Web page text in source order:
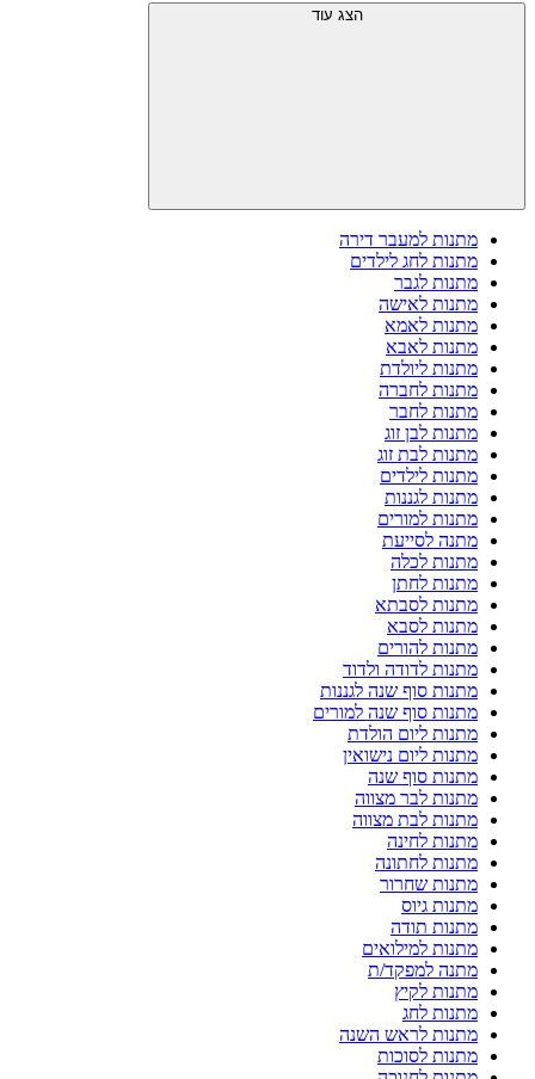
הצג עוד
מתנות למעבר דירה
מתנות לחג לילדים
מתנות לגבר
מתנות לאישה
מתנות לאמא
מתנות לאבא
מתנות ליולדת
מתנות לחברה
מתנות לחבר
מתנות לבן זוג
מתנות לבת זוג
מתנות לילדים
מתנות לגננות
מתנות למורים
מתנה לסייעת
מתנות לכלה
מתנות לחתן
מתנות לסבתא
מתנות לסבא
מתנות להורים
מתנות לדודה ולדוד
מתנות סוף שנה לגננות
מתנות סוף שנה למורים
מתנות ליום הולדת
מתנות ליום נישואין
מתנות סוף שנה
מתנות לבר מצווה
מתנות לבת מצווה
מתנות לחינה
מתנות לחתונה
מתנות שחרור
מתנות גיוס
מתנות תודה
מתנות למילואים
מתנה למפקד/ת
מתנות לקיץ
מתנות לחג
מתנות לראש השנה
מתנות לסוכות